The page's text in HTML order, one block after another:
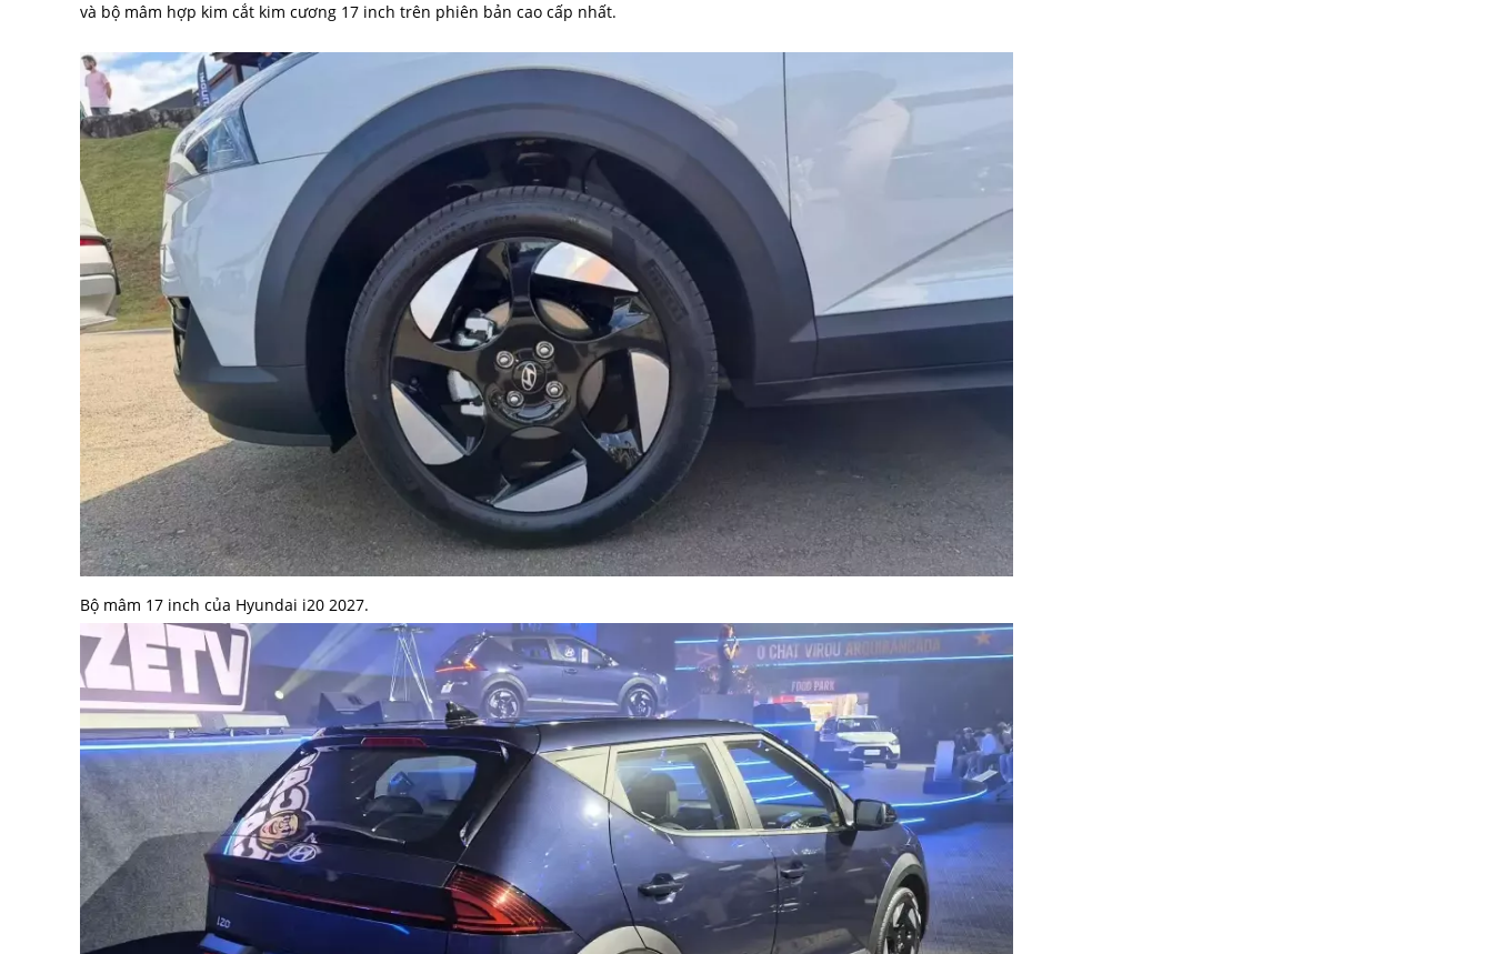
và bộ mâm hợp kim cắt kim cương 17 inch trên phiên bản cao cấp nhất.
Bộ mâm 17 inch của Hyundai i20 2027.